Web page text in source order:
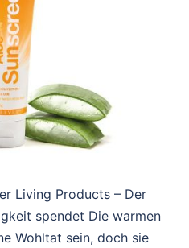
Living Products – Der
spendet Die warmen
Wohltat sein, doch sie